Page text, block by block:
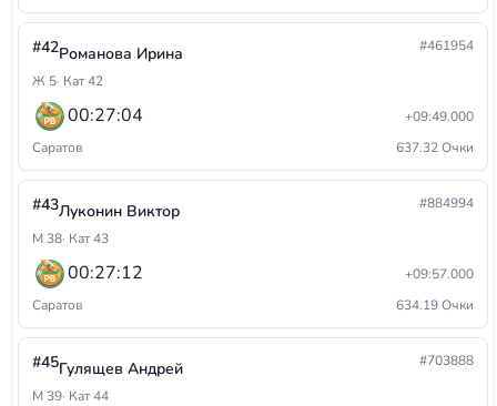
#42Романова Ирина
#461954
Ж 5· Кат 42
00:27:04
+09:49.000
Саратов
637.32 Очки
#43Луконин Виктор
#884994
М 38· Кат 43
00:27:12
+09:57.000
Саратов
634.19 Очки
#45Гулящев Андрей
#703888
М 39· Кат 44